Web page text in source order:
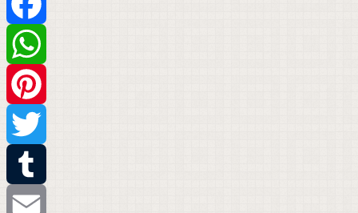
Facebook
WhatsApp
Pinterest
Twitter
Tumblr